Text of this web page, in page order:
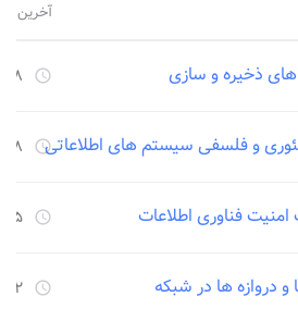
آخرین
های ذخیره و سازی access_time ۲۰۰۸
و فلسفی سیستم های اطلاعاتیaccess_time ۲۰۰۸
فناوری اطلاعات access_time ۲۲۵۵
و دروازه ها در شبکه access_time ۲۴۵۲